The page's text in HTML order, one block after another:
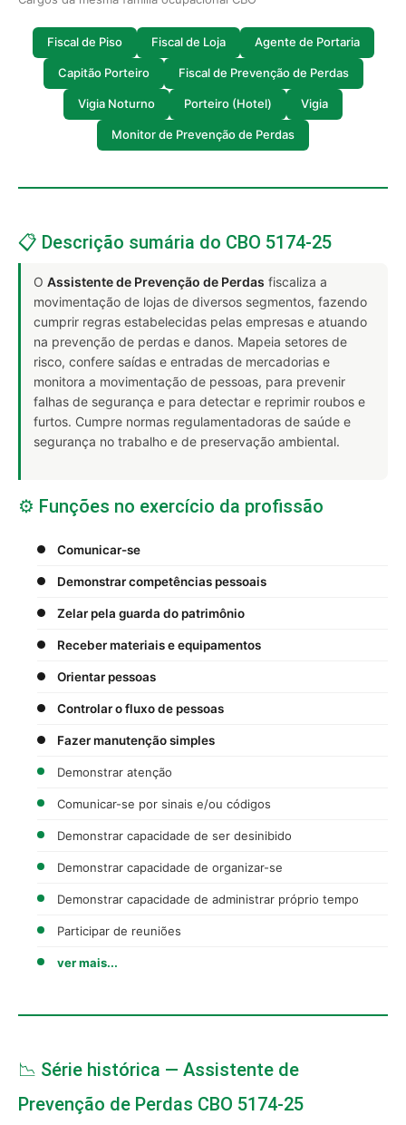
Fiscal de Piso Fiscal de Loja Agente de Portaria
Capitão Porteiro Fiscal de Prevenção de Perdas
Vigia Noturno Porteiro (Hotel) Vigia
Monitor de Prevenção de Perdas
📋 Descrição sumária do CBO 5174-25
O Assistente de Prevenção de Perdas fiscaliza a
movimentação de lojas de diversos segmentos, fazendo
cumprir regras estabelecidas pelas empresas e atuando
na prevenção de perdas e danos. Mapeia setores de
risco, confere saídas e entradas de mercadorias e
monitora a movimentação de pessoas, para prevenir
falhas de segurança e para detectar e reprimir roubos e
furtos. Cumpre normas regulamentadoras de saúde e
segurança no trabalho e de preservação ambiental.
⚙️ Funções no exercício da profissão
Comunicar-se
Demonstrar competências pessoais
Zelar pela guarda do patrimônio
Receber materiais e equipamentos
Orientar pessoas
Controlar o fluxo de pessoas
Fazer manutenção simples
Demonstrar atenção
Comunicar-se por sinais e/ou códigos
Demonstrar capacidade de ser desinibido
Demonstrar capacidade de organizar-se
Demonstrar capacidade de administrar próprio tempo
Participar de reuniões
ver mais...
📉 Série histórica — Assistente de
Prevenção de Perdas CBO 5174-25